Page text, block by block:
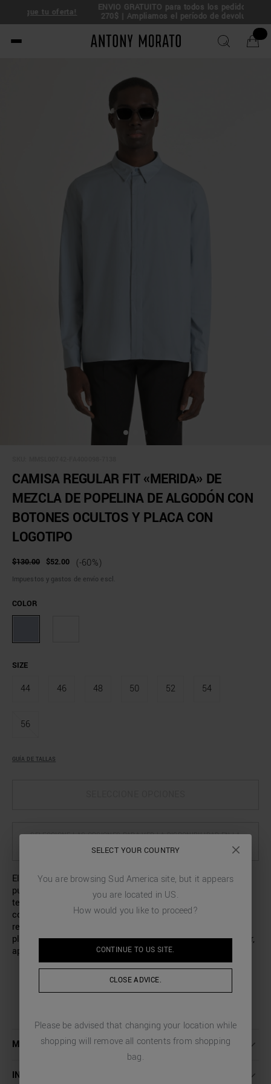
Rebajas: 50% de descuento –¡Consigue tu oferta!
ENVÍO
270$ |
Antony Morato - Official
CAMISA REGULAR FIT «MERIDA» DE
MEZCLA DE POPELINA DE ALGODÓN CON
BOTONES OCULTOS Y PLACA CON
LOGOTIPO
$130.00 $52.00 (-60%)
Impuestos y gastos de envío escl.
COLOR
SIZE
44 46 48 50 52 54
56
GUÍA DE TALLAS
SELECCIONE LAS OPCIONES PARA VER LA DISPONIBILIDAD EN LA
TIENDA
Elegante y sencilla, esta camisa de Antony Morato no
puede faltar en tu armario. Confeccionada en un suave
tejido de mezcla de popelina de algodón en un color liso
con un tacto fresco y seco, está diseñada con un corte
regular fit, un cuello de pico corto y botonadura oculta. La
placa metálica con el logotipo, cosida en la parte posterior,
aporta una nota luminosa y reconocible al modelo.
MÁS INFORMACIÓN
INSTRUCCIONES DE LAVADO
SELECT YOUR COUNTRY
You are browsing Sud America site, but it appears
you are located in US.
How would you like to proceed?
CONTINUE TO US SITE.
CLOSE ADVICE.
Please be advised that changing your location while
shopping will remove all contents from shopping
bag.